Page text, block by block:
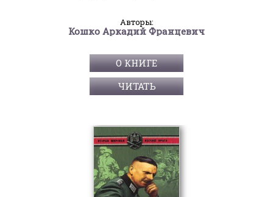
Авторы:
Кошко Аркадий Францевич
О КНИГЕ
ЧИТАТЬ